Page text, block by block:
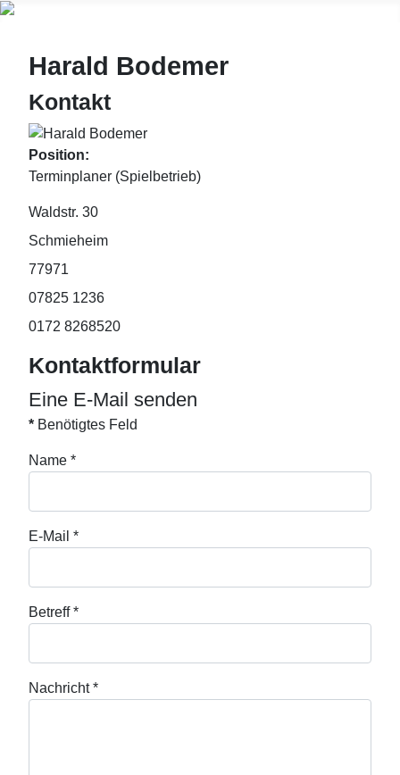
Harald Bodemer
Kontakt
Position:
Terminplaner (Spielbetrieb)
Adresse:
Waldstr. 30
Schmieheim
77971
Telefon:
07825 1236
Mobil:
0172 8268520
Kontaktformular
Eine E-Mail senden
* Benötigtes Feld
Name *
E-Mail *
Betreff*
Nachricht*